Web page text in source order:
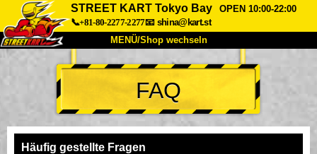
STREET KART Tokyo Bay
OPEN 10:00-22:00
📞+81-80-2277-2277📧 shina@kart.st
MENÜ/Shop wechseln
START
Über uns Spezifikationen Preise
Bewertungen
Unternehmen
FAQ
Häufig gestellte Fragen